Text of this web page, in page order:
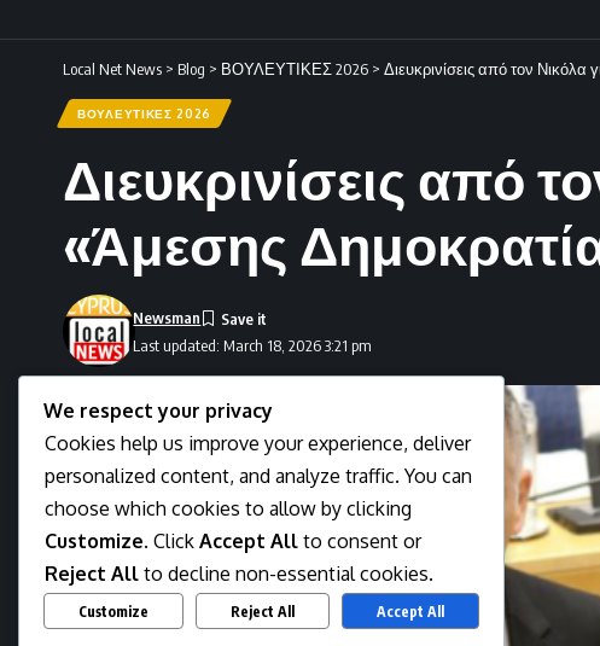
Local Net News > Blog > ΒΟΥΛΕΥΤΙΚΕΣ 2026 > Διευκρινίσεις από τον
ΒΟΥΛΕΥΤΙΚΕΣ 2026
Διευκρινίσεις από
«Άμεσης
Last updated: March 18, 2026 3:21 pm
Newsman
We respect your privacy
Cookies help us improve your experience, deliver
personalized content, and analyze traffic. You can
choose which cookies to allow by clicking
Customize. Click Accept All to consent or
Reject All to decline non-essential cookies.
Customize Reject All Accept All